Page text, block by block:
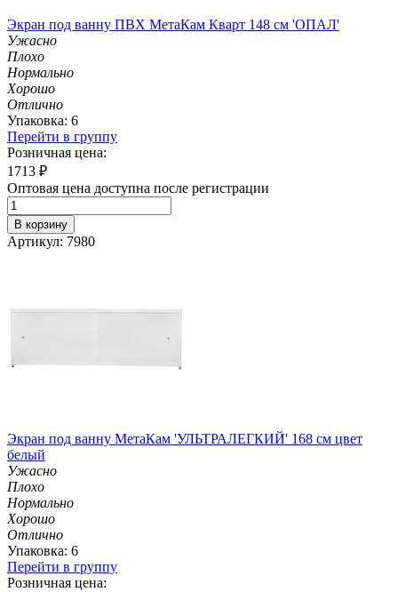
Экран под ванну ПВХ МетаКам Кварт 148 см 'ОПАЛ'
Ужасно
Плохо
Нормально
Хорошо
Отлично
Упаковка: 6
Перейти в группу
Розничная цена:
1713 ₽
Оптовая цена доступна после регистрации
В корзину
Артикул: 7980
Экран под ванну МетаКам 'УЛЬТРАЛЕГКИЙ' 168 см цвет
белый
Ужасно
Плохо
Нормально
Хорошо
Отлично
Упаковка: 6
Перейти в группу
Розничная цена: